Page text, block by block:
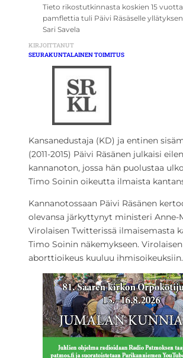
Tieto rikostutkinnasta koskien 15
pamflettia tuli Päivi Räsäselle
Sari Savela
KIRJOITTANUT
SEURAKUNTALAINEN TOIMITUS
Kansanedustaja (KD) ja entinen
(2011-2015) Päivi Räsänen julkaisi eilen
kannanoton, jossa hän puolustaa
Timo Soinin oikeutta ilmaista
Kannanotossaan Päivi Räsänen
olevansa järkyttynyt ministeri Anne-
Virolaisen Twitterissä ilmaisemasta
Timo Soinin näkemykseen.
aborttioikeus kuuluu ihmisoikeuksiin.